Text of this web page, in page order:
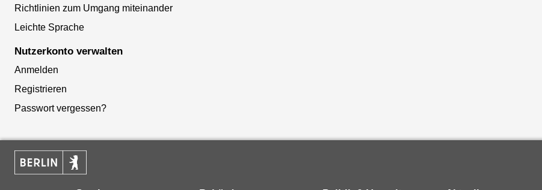
Richtlinien zum Umgang miteinander
Leichte Sprache
Nutzerkonto verwalten
Anmelden
Registrieren
Passwort vergessen?